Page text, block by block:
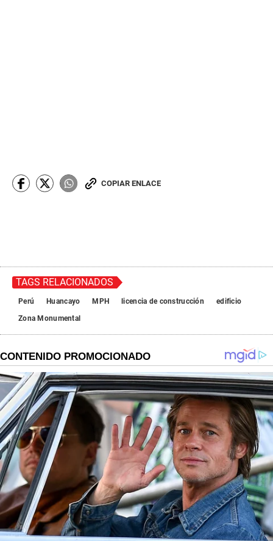
COPIAR ENLACE
TAGS RELACIONADOS
Perú Huancayo MPH licencia de construcción
edificio
Zona Monumental